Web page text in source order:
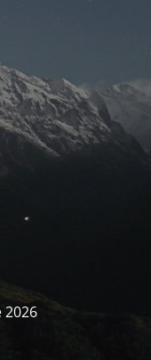
2026